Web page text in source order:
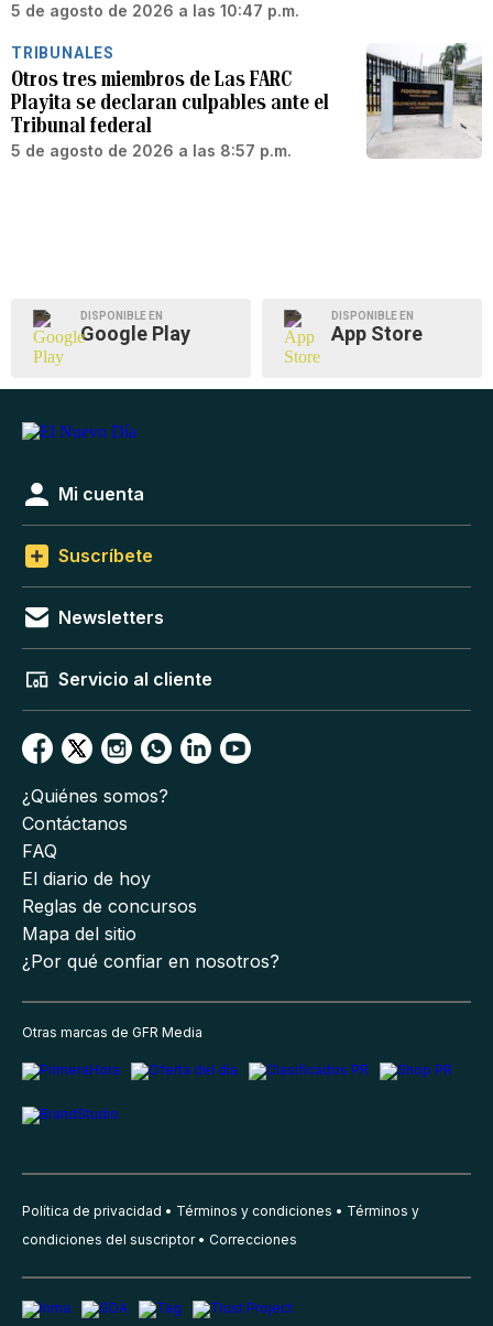
5 de agosto de 2026 a las 10:47 p.m.
TRIBUNALES
Otros tres miembros de Las FARC
Playita se declaran culpables ante el
Tribunal federal
5 de agosto de 2026 a las 8:57 p.m.
DISPONIBLE EN
Google Play
DISPONIBLE EN
App Store
Mi cuenta
Suscríbete
Newsletters
Servicio al cliente
¿Quiénes somos?
Contáctanos
FAQ
El diario de hoy
Reglas de concursos
Mapa del sitio
¿Por qué confiar en nosotros?
Otras marcas de GFR Media
Política de privacidad Términos y condiciones
Términos y
condiciones del suscriptor
Correcciones